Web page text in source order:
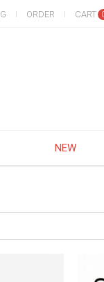
ORDER CART
NEW